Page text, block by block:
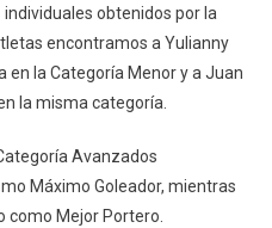
individuales obtenidos por la
encontramos a Yulianny
en la Categoría Menor y a Juan
la misma categoría.
Avanzados
Máximo Goleador, mientras
como Mejor Portero.